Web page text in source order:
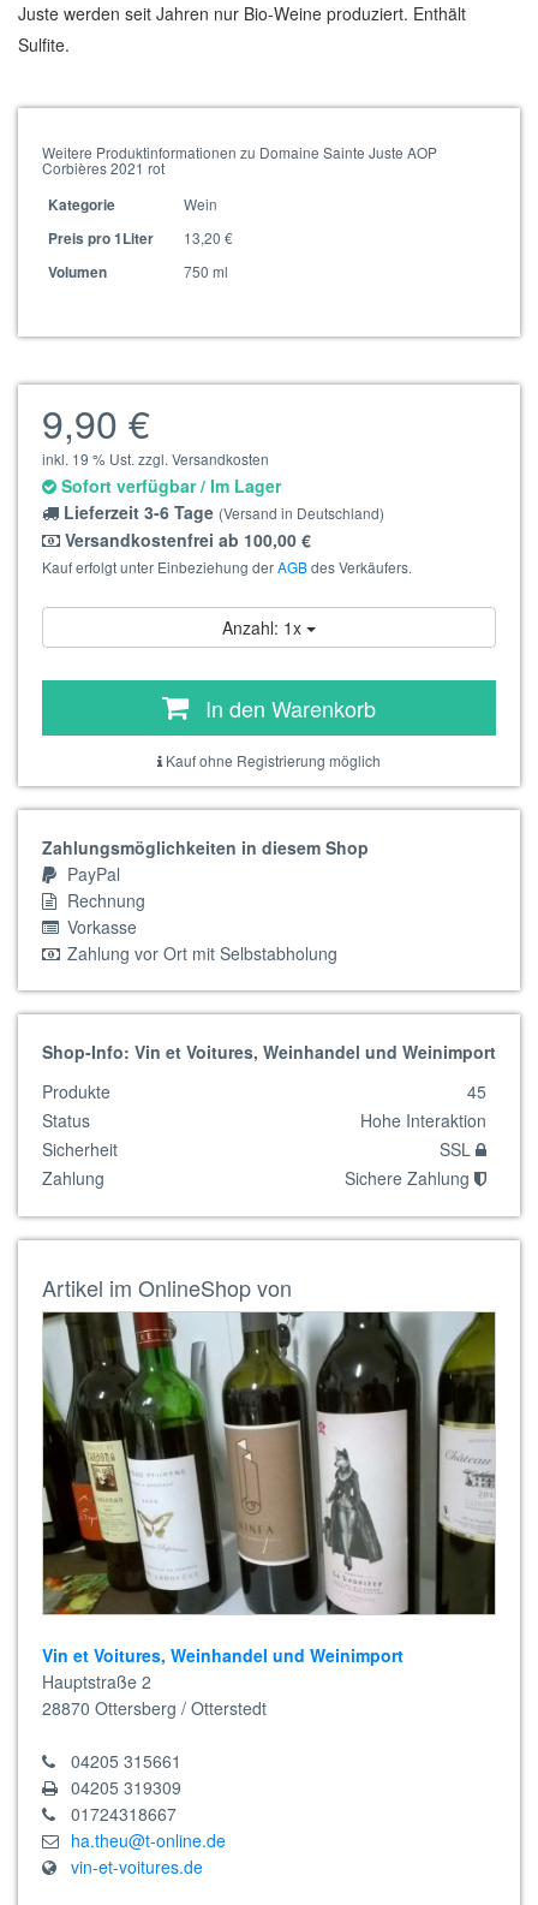
Juste werden seit Jahren nur Bio-Weine produziert. Enthält
Sulfite.
Weitere Produktinformationen zu Domaine Sainte Juste AOP
Corbières 2021 rot
Kategorie
Wein
Preis pro 1Liter
13,20 €
Volumen
750 ml
9,90 €
inkl. 19 % Ust. zzgl. Versandkosten
Sofort verfügbar / Im Lager
Lieferzeit 3-6 Tage (Versand in Deutschland)
Versandkostenfrei ab 100,00 €
Kauf erfolgt unter Einbeziehung derAGBdes Verkäufers.
Anzahl: 1x
In den Warenkorb
Kauf ohne Registrierung möglich
Zahlungsmöglichkeiten in diesem Shop
PayPal
Rechnung
Vorkasse
Zahlung vor Ort mit Selbstabholung
Shop-Info: Vin et Voitures, Weinhandel und Weinimport
Produkte
45
Status
Hohe Interaktion
Sicherheit
SSL
Zahlung
Sichere Zahlung
Artikel im OnlineShop von
Vin et Voitures, Weinhandel und Weinimport
Hauptstraße 2
28870 Ottersberg / Otterstedt
04205 315661
04205 319309
01724318667
ha.theu@t-online.de
vin-et-voitures.de